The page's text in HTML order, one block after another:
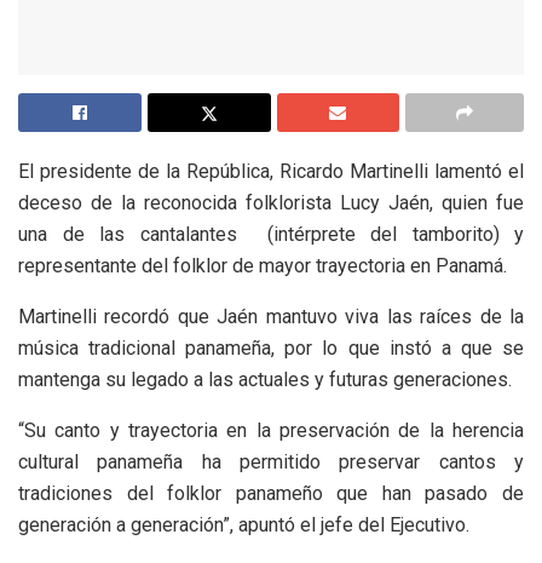
El presidente de la República, Ricardo Martinelli lamentó el
deceso de la reconocida folklorista Lucy Jaén, quien fue
una de las cantalantes (intérprete del tamborito) y
representante del folklor de mayor trayectoria en Panamá.
Martinelli recordó que Jaén mantuvo viva las raíces de la
música tradicional panameña, por lo que instó a que se
mantenga su legado a las actuales y futuras generaciones.
“Su canto y trayectoria en la preservación de la herencia
cultural panameña ha permitido preservar cantos y
tradiciones del folklor panameño que han pasado de
generación a generación”, apuntó el jefe del Ejecutivo.